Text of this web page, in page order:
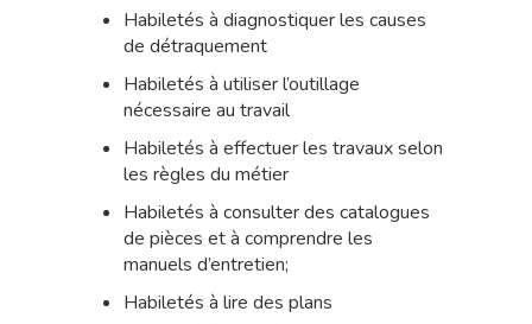
Habiletés à diagnostiquer les causes
de détraquement
Habiletés à utiliser l’outillage
nécessaire au travail
Habiletés à effectuer les travaux selon
les règles du métier
Habiletés à consulter des catalogues
de pièces et à comprendre les
manuels d’entretien;
Habiletés à lire des plans